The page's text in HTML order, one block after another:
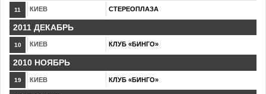
11 КИЕВ СТЕРЕОПЛАЗА
2011 ДЕКАБРЬ
10 КИЕВ КЛУБ «БИНГО»
2010 НОЯБРЬ
19 КИЕВ КЛУБ «БИНГО»